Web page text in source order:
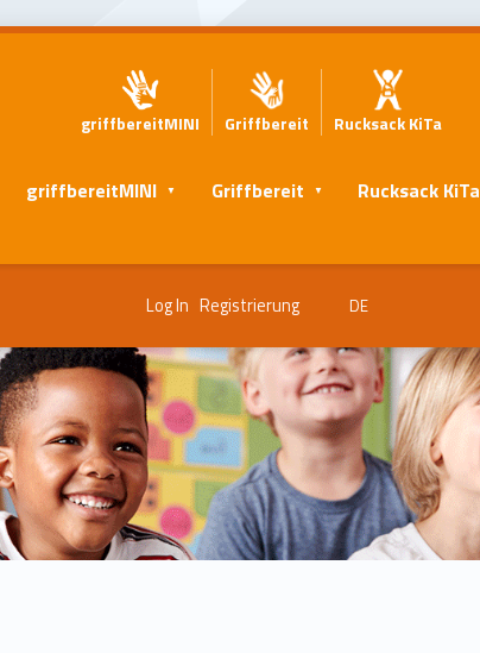
griffbereitMINI Griffbereit Rucksack KiTa
griffbereitMINI Griffbereit Rucksack KiTa
Log In Registrierung DE